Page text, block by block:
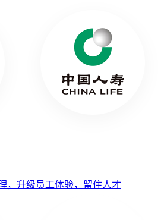
，升级员工体验，留住人才